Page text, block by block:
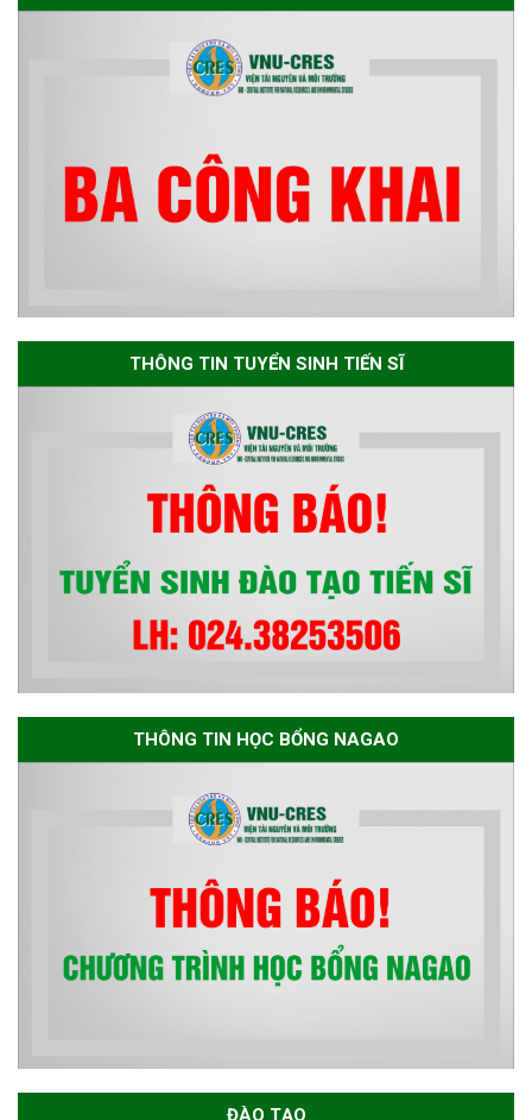
Thông báo danh sách thí sinh
ngành Môi trường và phát triển
bền vững đợt 1 năm 2026
The International Conference
EME 2026 on “Earth, Mine and
Environmental Sciences for the
Advancement of Strategic
Technologies and
Infrastructure Development”
THÔNG TIN TUYỂN SINH TIẾN SĨ
THÔNG TIN HỌC BỔNG NAGAO
ĐÀO TẠO